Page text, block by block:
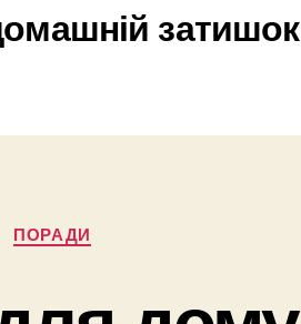
затишок
Категорії
ПОРАДИ